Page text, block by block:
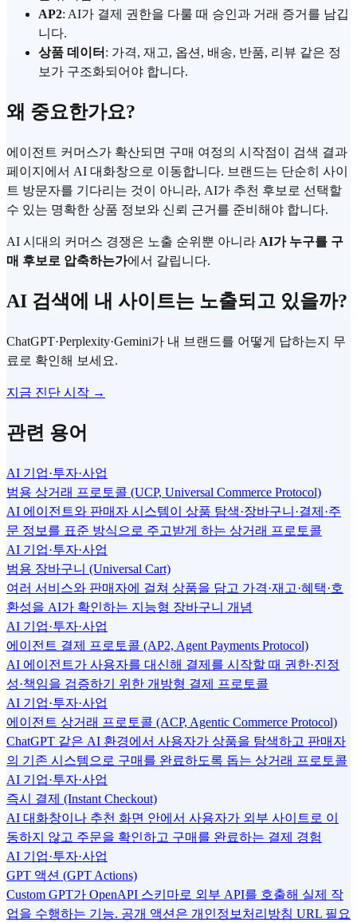
AP2: AI가 결제 권한을 다룰 때 승인과 거래 증거를 남깁
니다.
상품 데이터 : 가격, 재고, 옵션, 배송, 반품, 리뷰 같은 정
보가 구조화되어야 합니다.
왜 중요한가요?
에이전트 커머스가 확산되면 구매 여정의 시작점이 검색 결과
페이지에서 AI 대화창으로 이동합니다. 브랜드는 단순히 사이
트 방문자를 기다리는 것이 아니라, AI가 추천 후보로 선택할
수 있는 명확한 상품 정보와 신뢰 근거를 준비해야 합니다.
AI 시대의 커머스 경쟁은 노출 순위뿐 아니라 AI가 누구를 구
매 후보로 압축하는가에서 갈립니다.
AI 검색에 내 사이트는 노출되고 있을까?
ChatGPT·Perplexity·Gemini가 내 브랜드를 어떻게 답하는지 무
료로 확인해 보세요.
지금 진단 시작 →
관련 용어
AI 기업·투자·사업
범용 상거래 프로토콜 (UCP, Universal Commerce Protocol)
AI 에이전트와 판매자 시스템이 상품 탐색·장바구니·결제·주
문 정보를 표준 방식으로 주고받게 하는 상거래 프로토콜
AI 기업·투자·사업
범용 장바구니 (Universal Cart)
여러 서비스와 판매자에 걸쳐 상품을 담고 가격·재고·혜택·호
환성을 AI가 확인하는 지능형 장바구니 개념
AI 기업·투자·사업
에이전트 결제 프로토콜 (AP2, Agent Payments Protocol)
AI 에이전트가 사용자를 대신해 결제를 시작할 때 권한·진정
성·책임을 검증하기 위한 개방형 결제 프로토콜
AI 기업·투자·사업
에이전트 상거래 프로토콜 (ACP, Agentic Commerce Protocol)
ChatGPT 같은 AI 환경에서 사용자가 상품을 탐색하고 판매자
의 기존 시스템으로 구매를 완료하도록 돕는 상거래 프로토콜
AI 기업·투자·사업
즉시 결제 (Instant Checkout)
AI 대화창이나 추천 화면 안에서 사용자가 외부 사이트로 이
동하지 않고 주문을 확인하고 구매를 완료하는 결제 경험
AI 기업·투자·사업
GPT 액션 (GPT Actions)
Custom GPT가 OpenAPI 스키마로 외부 API를 호출해 실제 작
업을 수행하는 기능. 공개 액션은 개인정보처리방침 URL 필요